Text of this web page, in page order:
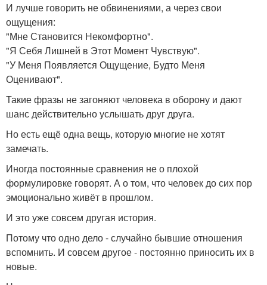
И лучше говорить не обвинениями, а через свои
ощущения:
"Мне Становится Некомфортно".
"Я Себя Лишней в Этот Момент Чувствую".
"У Меня Появляется Ощущение, Будто Меня
Оценивают".
Такие фразы не загоняют человека в оборону и дают
шанс действительно услышать друг друга.
Но есть ещё одна вещь, которую многие не хотят
замечать.
Иногда постоянные сравнения не о плохой
формулировке говорят. А о том, что человек до сих пор
эмоционально живёт в прошлом.
И это уже совсем другая история.
Потому что одно дело - случайно бывшие отношения
вспомнить. И совсем другое - постоянно приносить их в
новые.